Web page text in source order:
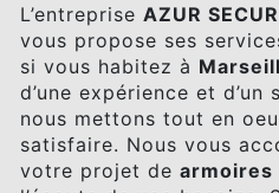
L’entreprise AZUR
vous propose ses
si vous habitez à
d’une expérience et
nous mettons tout en
satisfaire. Nous vous
votre projet de